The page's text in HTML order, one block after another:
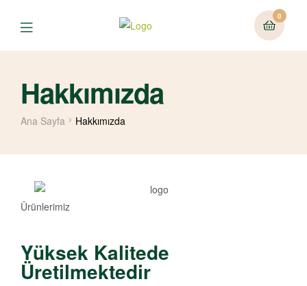
0
Hakkımızda
Ana Sayfa Hakkımızda
Ürünlerimiz
Yüksek Kalitede
Üretilmektedir